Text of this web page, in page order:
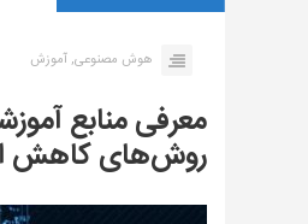
هوش مصنوعی,آموزش
معرفی منابع
روش‌های کاهش